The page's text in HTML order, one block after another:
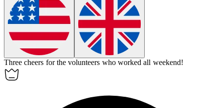
Three cheers for the volunteers who worked all weekend!